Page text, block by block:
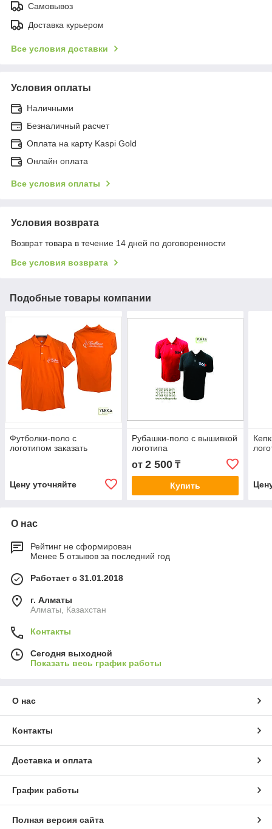
Самовывоз
Доставка курьером
Все условия доставки
Условия оплаты
Наличными
Безналичный расчет
Оплата на карту Kaspi Gold
Онлайн оплата
Все условия оплаты
Условия возврата
Возврат товара в течение 14 дней по договоренности
Все условия возврата
Подобные товары компании
Футболки-поло с
логотипом заказать
Цену уточняйте
Рубашки-поло с вышивкой
логотипа
от 2 500₸
Купить
О нас
Рейтинг не сформирован
Менее 5 отзывов за последний год
Работает с 31.01.2018
г. Алматы
Алматы, Казахстан
Контакты
Сегодня выходной
Показать весь график работы
О нас
Контакты
Доставка и оплата
График работы
Полная версия сайта